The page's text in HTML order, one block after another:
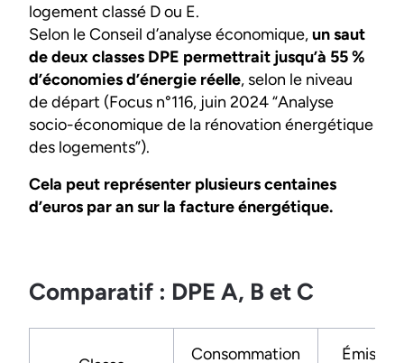
logement classé D ou E.
Selon le Conseil d’analyse économique,un saut
de deux classes DPE permettrait jusqu’à 55 %
d’économies d’énergie réelle, selon le niveau
de départ (Focus n°116, juin 2024 “Analyse
socio-économique de la rénovation énergétique
des logements”).
Cela peut représenter plusieurs centaines
d’euros par an sur la facture énergétique.
Comparatif : DPE A, B et C
Consommation